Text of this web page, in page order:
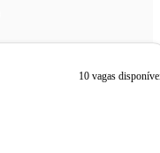
10 vagas